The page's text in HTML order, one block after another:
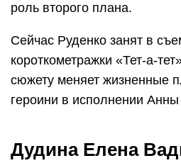
роль второго плана.
Сейчас Руденко занят в
короткометражки «Тет-а-
сюжету меняет жизненные
героини в исполнении
Дудина Елена